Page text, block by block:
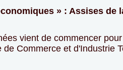
» : Assises de
vient de commencer
Commerce et d'Industrie